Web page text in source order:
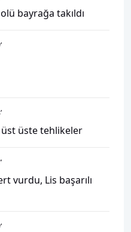
bayrağa takıldı
’
’
üste tehlikeler
’
vurdu, Lis başarılı
’